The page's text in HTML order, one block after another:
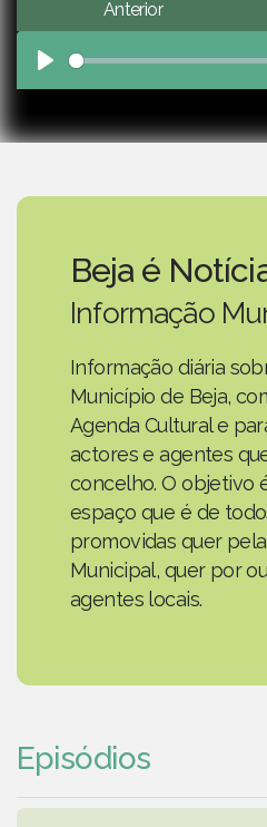
Anterior
Play
Beja é
Informação
Informação diária
Município de Beja,
Agenda Cultural e
actores e agentes
concelho. O objetivo
espaço que é de
promovidas quer
Municipal, quer por
agentes locais.
Episódios